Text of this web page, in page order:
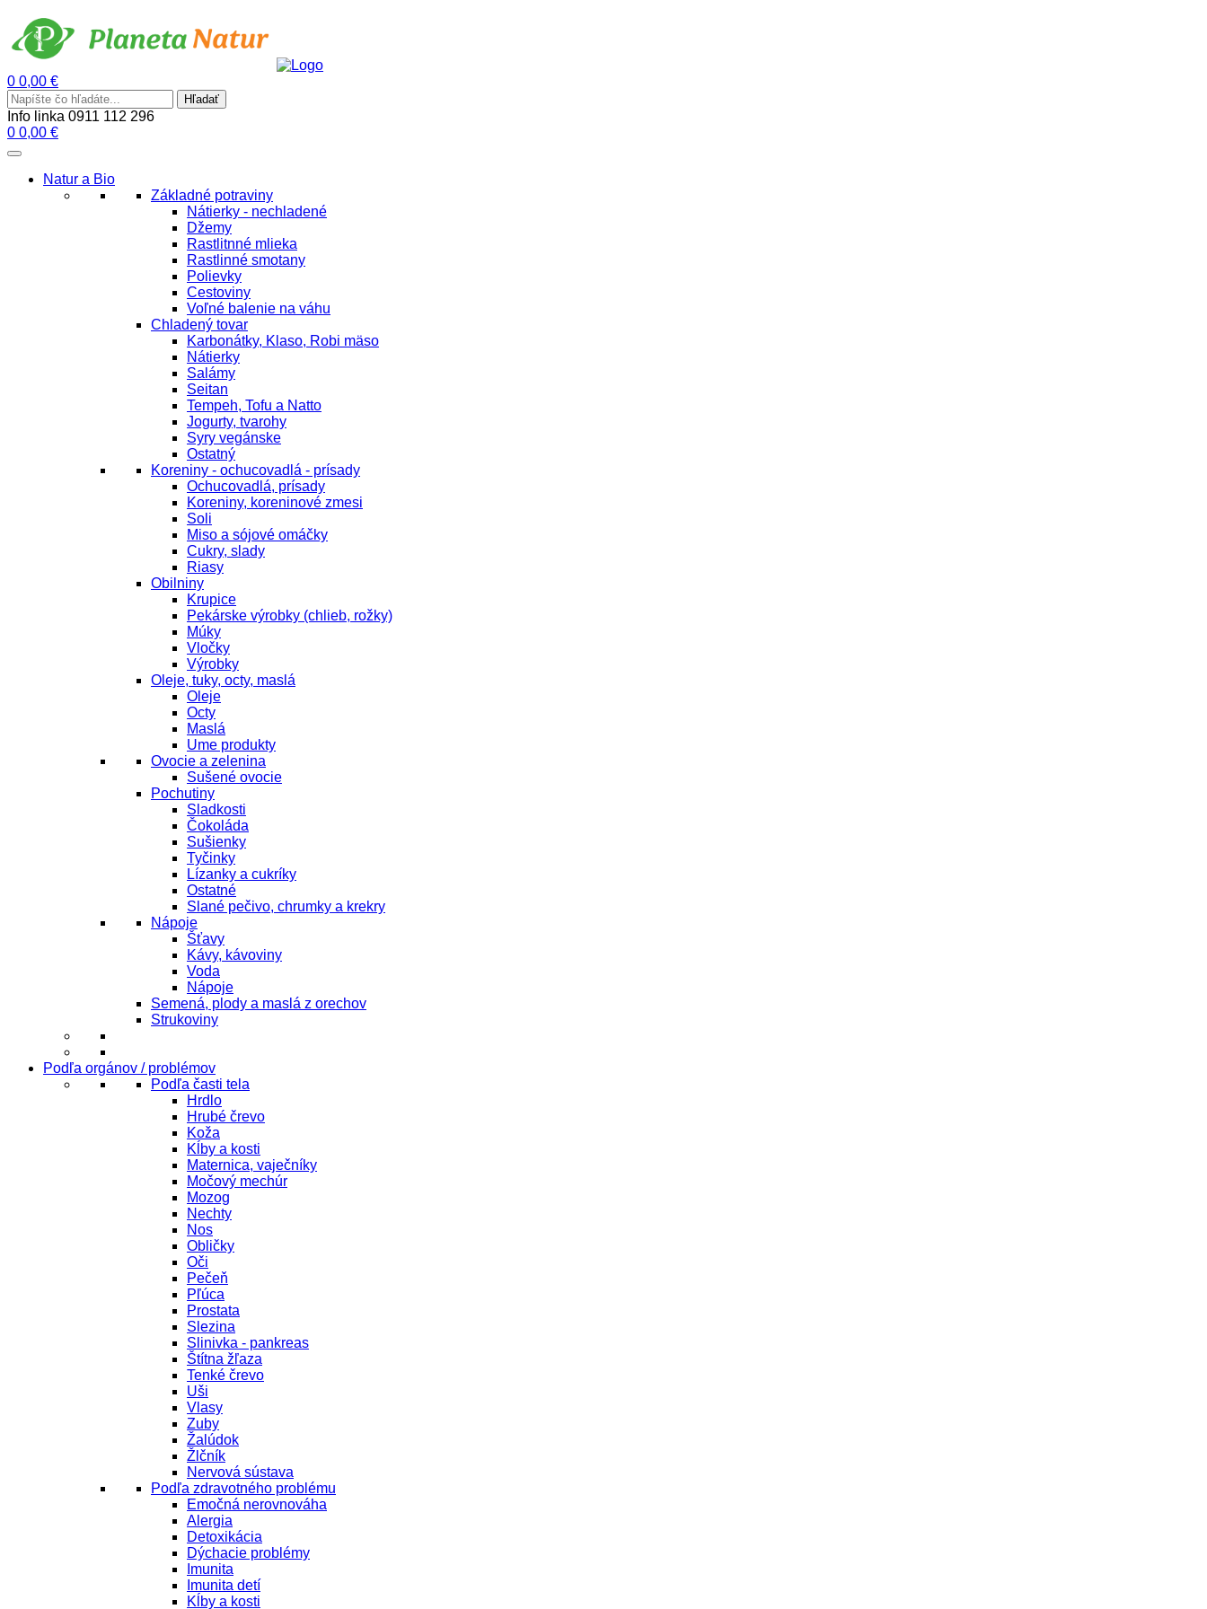
0 0,00 €
Menu
Search
for:
Hľadať
Info linka 0911 112 296
0 0,00 €
Natur a Bio
Základné potraviny
Nátierky - nechladené
Džemy
Rastlitnné mlieka
Rastlinné smotany
Polievky
Cestoviny
Voľné balenie na váhu
Chladený tovar
Karbonátky, Klaso, Robi mäso
Nátierky
Salámy
Seitan
Tempeh, Tofu a Natto
Jogurty, tvarohy
Syry vegánske
Ostatný
Koreniny - ochucovadlá - prísady
Ochucovadlá, prísady
Koreniny, koreninové zmesi
Soli
Miso a sójové omáčky
Cukry, slady
Riasy
Obilniny
Krupice
Pekárske výrobky (chlieb, rožky)
Múky
Vločky
Výrobky
Oleje, tuky, octy, maslá
Oleje
Octy
Maslá
Ume produkty
Ovocie a zelenina
Sušené ovocie
Pochutiny
Sladkosti
Čokoláda
Sušienky
Tyčinky
Lízanky a cukríky
Ostatné
Slané pečivo, chrumky a krekry
Nápoje
Šťavy
Kávy, kávoviny
Voda
Nápoje
Semená, plody a maslá z orechov
Strukoviny
Podľa orgánov / problémov
Podľa časti tela
Hrdlo
Hrubé črevo
Koža
Kĺby a kosti
Maternica, vaječníky
Močový mechúr
Mozog
Nechty
Nos
Obličky
Oči
Pečeň
Pľúca
Prostata
Slezina
Slinivka - pankreas
Štítna žľaza
Tenké črevo
Uši
Vlasy
Zuby
Žalúdok
Žlčník
Nervová sústava
Podľa zdravotného problému
Emočná nerovnováha
Alergia
Detoxikácia
Dýchacie problémy
Imunita
Imunita detí
Kĺby a kosti